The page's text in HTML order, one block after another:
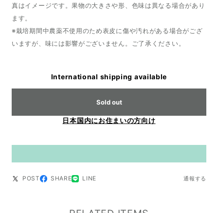
真はイメージです。果物の大きさや形、色味は異なる場合があり
ます。
※栽培期間中農薬不使用のため表皮に傷や汚れがある場合がござ
いますが、味には影響がございません。ご了承ください。
International shipping available
Sold out
日本国内にお住まいの方向け
POST SHARE LINE 通報する